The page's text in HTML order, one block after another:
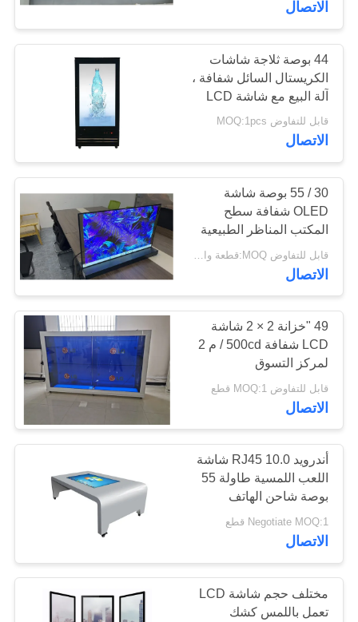
الاتصال
44 بوصة ثلاجة شاشات
الكريستال السائل شفافة ،
آلة البيع مع شاشة LCD
قابل للتفاوض MOQ:1pcs
الاتصال
30 / 55 بوصة شاشة
OLED شفافة سطح
المكتب المناظر الطبيعية
كفاءة في استخدام الطاقة
لمتاجر التجزئة التعليم
مركز التسوق الفندق
الاتصال
49 "خزانة 2 × 2 شاشة
LCD شفافة 500cd / م 2
لمركز التسوق
قابل للتفاوض MOQ:1 قطع
الاتصال
أندرويد 10.0 RJ45 شاشة
اللعب اللمسية طاولة 55
بوصة شاحن الهاتف
اللاسلكي
Negotiate MOQ:1 قطع
الاتصال
مختلف حجم شاشة LCD
تعمل باللمس كشك